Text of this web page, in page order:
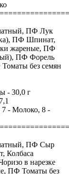
ПФ Лук
ПФ Шпинат,
жареные, ПФ
ПФ Форель
без семян
- 30,0 г
- Молоко, 8 -
ПФ Сыр
Колбаса
в нарезке
ПФ Томаты без